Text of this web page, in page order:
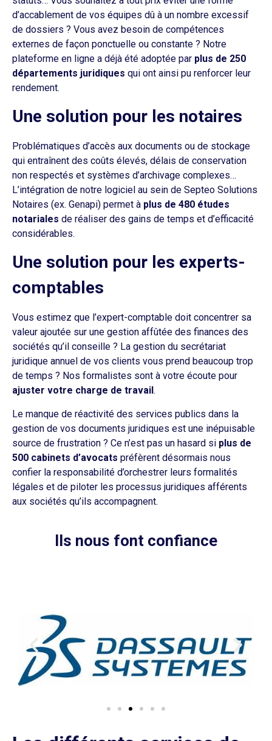
d’accablement de vos équipes dû à un nombre excessif
de dossiers ? Vous avez besoin de compétences
externes de façon ponctuelle ou constante ? Notre
plateforme en ligne a déjà été adoptée par plus de 250
départements juridiques qui ont ainsi pu renforcer leur
rendement.
Une solution pour les notaires
Problématiques d’accès aux documents ou de stockage
qui entraînent des coûts élevés, délais de conservation
non respectés et systèmes d’archivage complexes…
L’intégration de notre logiciel au sein de Septeo Solutions
Notaires (ex. Genapi) permet à plus de 480 études
notariales de réaliser des gains de temps et d’efficacité
considérables.
Une solution pour les experts-
comptables
Vous estimez que l’expert-comptable doit concentrer sa
valeur ajoutée sur une gestion affûtée des finances des
sociétés qu’il conseille ? La gestion du secrétariat
juridique annuel de vos clients vous prend beaucoup trop
de temps ? Nos formalistes sont à votre écoute pour
ajuster votre charge de travail .
Le manque de réactivité des services publics dans la
gestion de vos documents juridiques est une inépuisable
source de frustration ? Ce n’est pas un hasard si plus de
500 cabinets d’avocats préfèrent désormais nous
confier la responsabilité d’orchestrer leurs formalités
légales et de piloter les processus juridiques afférents
aux sociétés qu’ils accompagnent.
Ils nous font confiance